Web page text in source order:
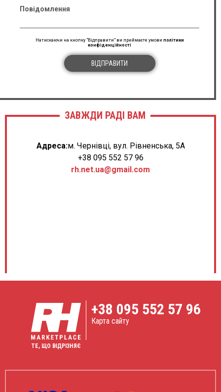
Повідомлення
Натискаючи на кнопку "Відправити" ви приймаєте умови політики
конфіденційності
ВІДПРАВИТИ
ЗАВЖДИ РАДІ ВАМ
Адреса:м. Чернівці, вул. Рівненська, 5А
+38 095 552 57 96
rh.net.ua@gmail.com
ТЕ, ЩО ВІДРІЗНЯЄ
+38 095 552 57 96
Карта сайту